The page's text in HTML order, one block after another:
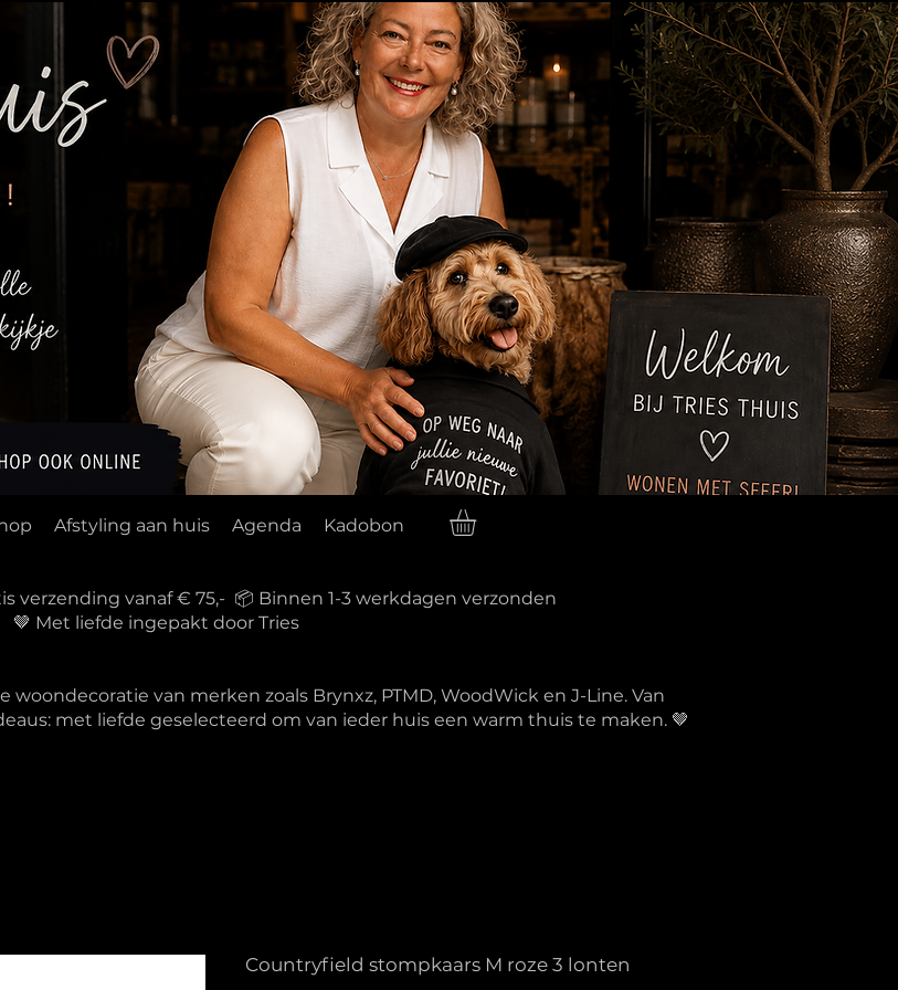
Afstyling aan huis Agenda Kadobon
verzending vanaf € 75,- 📦 Binnen 1-3 werkdagen verzonden
🤎 Met liefde ingepakt door Tries
woondecoratie van merken zoals Brynxz, PTMD, WoodWick en J-Line. Van
met liefde geselecteerd om van ieder huis een warm thuis te maken. 🤎
Countryfield stompkaars M roze 3 lonten